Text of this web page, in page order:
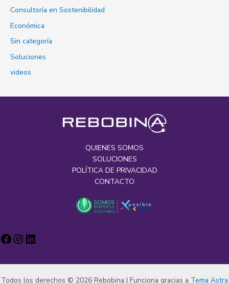
Consultoría en Sostenibilidad
Económica
Sin categoría
Soluciones
videos
QUIENES SOMOS
SOLUCIONES
POLÍTICA DE PRIVACIDAD
CONTACTO
Todos los derechos © 2026 Rebobina | Funciona gracias a Tema Astra